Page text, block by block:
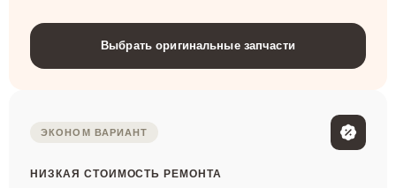
Выбрать оригинальные запчасти
ЭКОНОМ ВАРИАНТ
НИЗКАЯ СТОИМОСТЬ РЕМОНТА